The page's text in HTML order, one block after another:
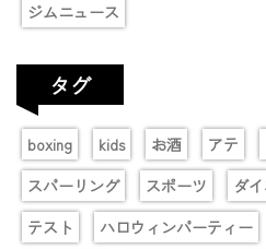
ジムニュース
タグ
boxing kids お酒 アテ
スパーリング
スポーツ ダ
テスト
ハロウィンパーティー